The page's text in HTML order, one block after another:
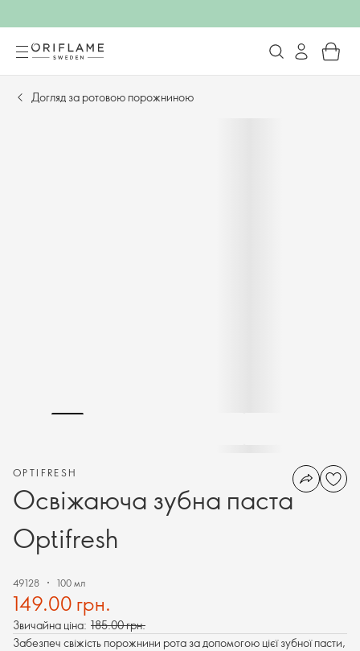
Догляд за ротовою порожниною
OPTIFRESH
Освіжаюча зубна паста
Optifresh
49128 100 мл
149.00 грн.
Звичайна ціна: 185.00 грн.
Забезпеч свіжість порожнини рота за допомогою цієї зубної пасти,